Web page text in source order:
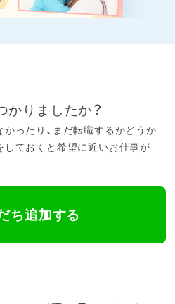
かりましたか？
ったり、まだ転職するかどうか
ておくと希望に近いお仕事が
ち追加する